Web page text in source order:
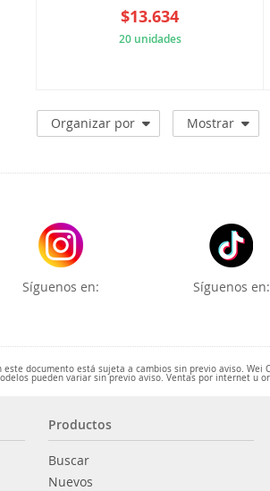
$13.634
20 unidades
Organizar por Mostrar
Síguenos en: Síguenos en:
documento está sujeta a cambios sin previo aviso.
pueden variar sin previo aviso. Ventas por internet u
Productos
Buscar
Nuevos